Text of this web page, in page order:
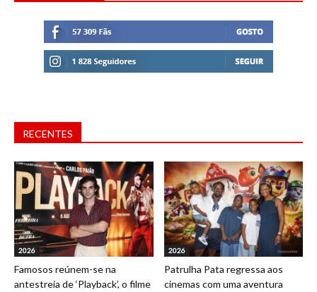
RECENTES
2026
Famosos reúnem-se na
antestreia de ‘Playback’, o filme
2026
Patrulha Pata regressa aos
cinemas com uma aventura